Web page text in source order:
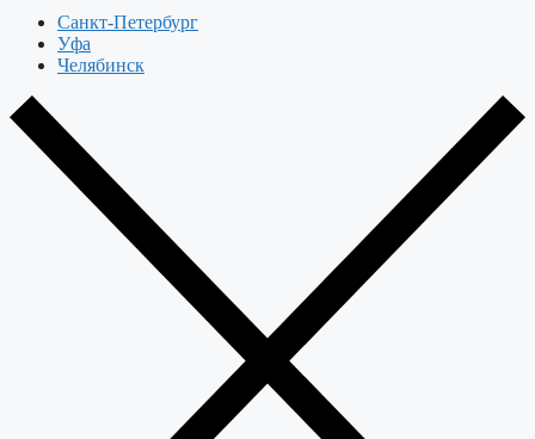
Санкт-Петербург
Уфа
Челябинск